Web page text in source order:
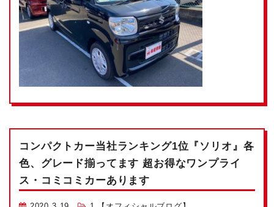
コンパクトカー当社ランキング1位 『ソリオ』各
色、グレード揃ってます 超お得なワンプライ
ス・コミコミカーあります